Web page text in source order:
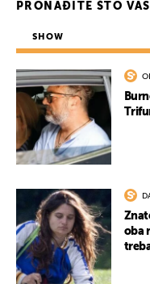
PRONAĐITE ŠTO
SHOW
oba